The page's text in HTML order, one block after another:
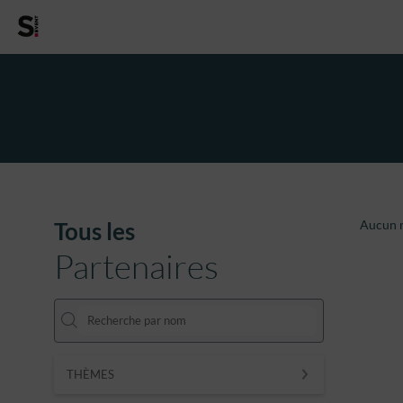
Tous les
Partenaires
THÈMES
Aucun